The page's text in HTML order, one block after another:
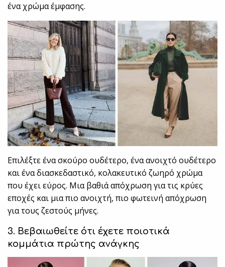
ένα χρώμα έμφασης.
Επιλέξτε ένα σκούρο ουδέτερο, ένα ανοιχτό ουδέτερο
και ένα διασκεδαστικό, κολακευτικό ζωηρό χρώμα
που έχει εύρος. Μια βαθιά απόχρωση για τις κρύες
εποχές και μια πιο ανοιχτή, πιο φωτεινή απόχρωση
για τους ζεστούς μήνες.
3. Βεβαιωθείτε ότι έχετε ποιοτικά
κομμάτια πρώτης ανάγκης